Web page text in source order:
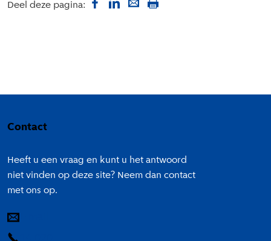
Deel deze pagina:
Contact
Heeft u een vraag en kunt u het antwoord
niet vinden op deze site? Neem dan contact
met ons op.